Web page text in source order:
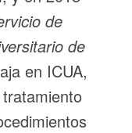
de
de
en ICUA,